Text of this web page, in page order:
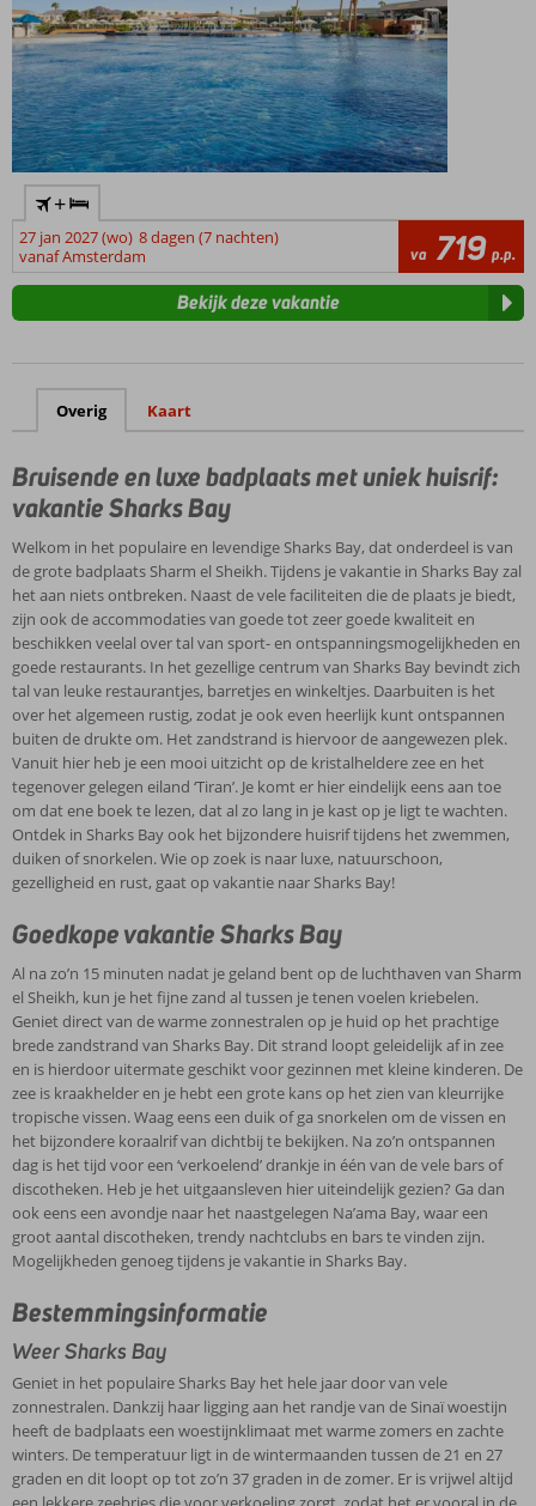
+
27 jan 2027 (wo) 8 dagen (7 nachten)
vanaf Amsterdam
va 719 p.p.
Bekijk deze vakantie
Overig Kaart
Bruisende en luxe badplaats met uniek huisrif:
vakantie Sharks Bay
Welkom in het populaire en levendige Sharks Bay, dat onderdeel is van
de grote badplaats Sharm el Sheikh. Tijdens je vakantie in Sharks Bay zal
het aan niets ontbreken. Naast de vele faciliteiten die de plaats je biedt,
zijn ook de accommodaties van goede tot zeer goede kwaliteit en
beschikken veelal over tal van sport- en ontspanningsmogelijkheden en
goede restaurants. In het gezellige centrum van Sharks Bay bevindt zich
tal van leuke restaurantjes, barretjes en winkeltjes. Daarbuiten is het
over het algemeen rustig, zodat je ook even heerlijk kunt ontspannen
buiten de drukte om. Het zandstrand is hiervoor de aangewezen plek.
Vanuit hier heb je een mooi uitzicht op de kristalheldere zee en het
tegenover gelegen eiland ‘Tiran’. Je komt er hier eindelijk eens aan toe
om dat ene boek te lezen, dat al zo lang in je kast op je ligt te wachten.
Ontdek in Sharks Bay ook het bijzondere huisrif tijdens het zwemmen,
duiken of snorkelen. Wie op zoek is naar luxe, natuurschoon,
gezelligheid en rust, gaat op vakantie naar Sharks Bay!
Goedkope vakantie Sharks Bay
Al na zo’n 15 minuten nadat je geland bent op de luchthaven van Sharm
el Sheikh, kun je het fijne zand al tussen je tenen voelen kriebelen.
Geniet direct van de warme zonnestralen op je huid op het prachtige
brede zandstrand van Sharks Bay. Dit strand loopt geleidelijk af in zee
en is hierdoor uitermate geschikt voor gezinnen met kleine kinderen. De
zee is kraakhelder en je hebt een grote kans op het zien van kleurrijke
tropische vissen. Waag eens een duik of ga snorkelen om de vissen en
het bijzondere koraalrif van dichtbij te bekijken. Na zo’n ontspannen
dag is het tijd voor een ‘verkoelend’ drankje in één van de vele bars of
discotheken. Heb je het uitgaansleven hier uiteindelijk gezien? Ga dan
ook eens een avondje naar het naastgelegen Na’ama Bay, waar een
groot aantal discotheken, trendy nachtclubs en bars te vinden zijn.
Mogelijkheden genoeg tijdens je vakantie in Sharks Bay.
Bestemmingsinformatie
Weer Sharks Bay
Geniet in het populaire Sharks Bay het hele jaar door van vele
zonnestralen. Dankzij haar ligging aan het randje van de Sinaï woestijn
heeft de badplaats een woestijnklimaat met warme zomers en zachte
winters. De temperatuur ligt in de wintermaanden tussen de 21 en 27
graden en dit loopt op tot zo’n 37 graden in de zomer. Er is vrijwel altijd